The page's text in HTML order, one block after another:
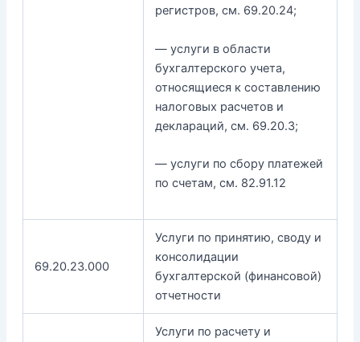
регистров, см. 69.20.24;
— услуги в области
бухгалтерского учета,
относящиеся к составлению
налоговых расчетов и
деклараций, см. 69.20.3;
— услуги по сбору платежей
по счетам, см. 82.91.12
69.20.23.000
Услуги по принятию, своду и
консолидации
бухгалтерской (финансовой)
отчетности
Услуги по расчету и